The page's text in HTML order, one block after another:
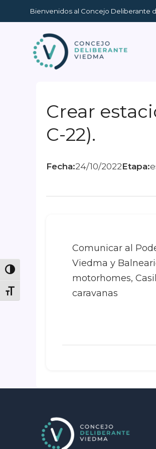
Toggle High Contrast
Toggle Font size
al
contenido
Bienvenidos al Concejo Deliberante
Crear
C-22).
Fecha:24/10/2022Etapa:
Comunicar al
Viedma y
motorhomes,
caravanas